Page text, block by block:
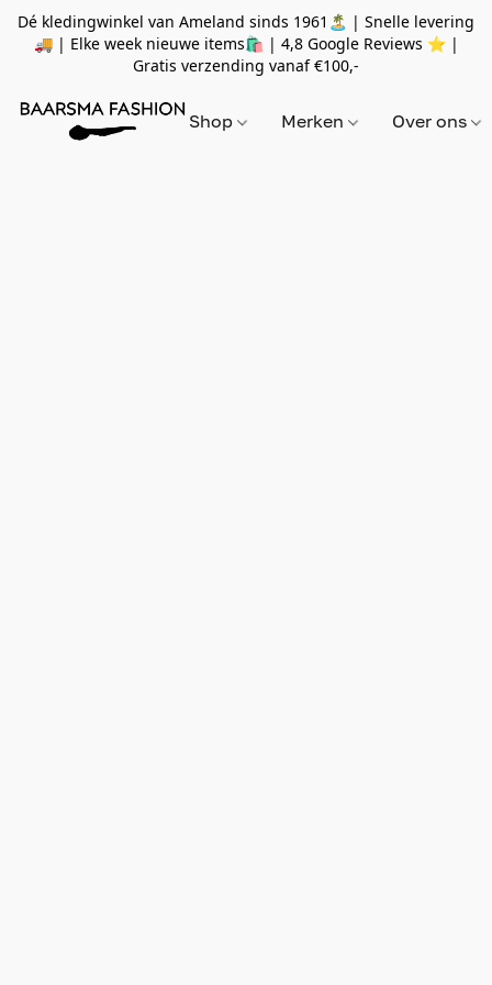
Dé kledingwinkel van Ameland sinds 1961🏝 | Snelle levering
🚚 | Elke week nieuwe items🛍 | 4,8 Google Reviews ⭐️ |
Gratis verzending vanaf€100,-
Shop Merken Over ons